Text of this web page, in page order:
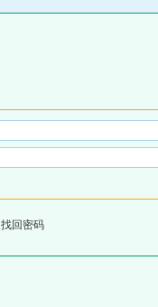
找回密码